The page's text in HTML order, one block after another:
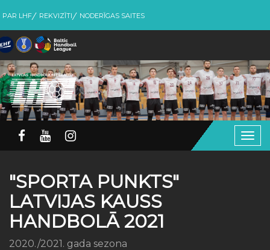
PAR LHF REKVIZĪTI NODERĪGAS SAITES
"SPORTA PUNKTS"
LATVIJAS KAUSS
HANDBOLĀ 2021
2020./2021. gada sezona